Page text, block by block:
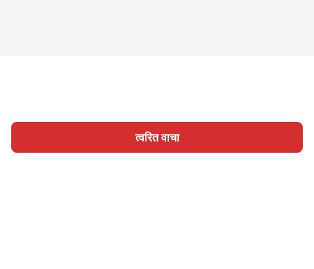
त्वरित वाचा
होम श्रेणी लिहा लेख साइन इन